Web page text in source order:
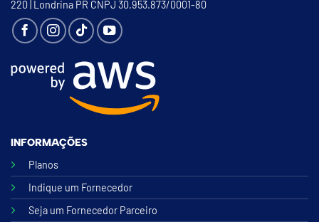
220 | Londrina PR CNPJ 30.953.873/0001-80
INFORMAÇÕES
Planos
Indique um Fornecedor
Seja um Fornecedor Parceiro